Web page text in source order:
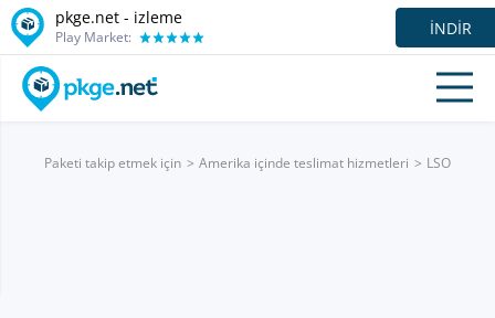
pkge.net - izleme
Play Market: İNDIR
Paketi takip etmek için Amerika içinde teslimat hizmetleri LSO